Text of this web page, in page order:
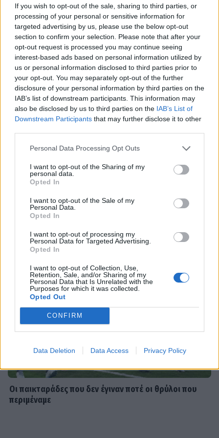
If you wish to opt-out of the sale, sharing to third parties, or
processing of your personal or sensitive information for
targeted advertising by us, please use the below opt-out
section to confirm your selection. Please note that after your
opt-out request is processed you may continue seeing
interest-based ads based on personal information utilized by
us or personal information disclosed to third parties prior to
your opt-out. You may separately opt-out of the further
disclosure of your personal information by third parties on the
IAB’s list of downstream participants. This information may
also be disclosed by us to third parties on the IAB’s List of
Downstream Participants that may further disclose it to other
Personal Data Processing Opt Outs
I want to opt-out of the Sharing of my
personal data.
Opted In
I want to opt-out of the Sale of my
Personal Data.
Opted In
I want to opt-out of processing my
Personal Data for Targeted Advertising.
Opted In
I want to opt-out of Collection, Use,
Retention, Sale, and/or Sharing of my
Personal Data that Is Unrelated with the
Purposes for which it was collected.
Opted Out
CONFIRM
Data Deletion Data Access Privacy Policy
HOLLYWOOD
Νταγκ και Τζούλι Πιτ: Τα αδέλφια του
Μπραντ Πιτ που επέλεξαν μια
αλλιώτικη ζωή! Με τι ασχολούνται
SHOWBIZ
Δήμητρα Κολλά: Προσπαθώ να
αντιμετωπίζω τα πάντα με χαμόγελο
SHOWBIZ
Λάμπρος Κωνσταντάρας: Τα πρώτα
γενέθλια χωρίς τον πατέρα
του-«Xωρίς εσένα, σαν να μην είναι
Με μπικίνι στη Μύκονο η Δέσποινα
Μοιραράκη
SHOWBIZ
Άννα Πρέλεβιτς: Με τις δίδυμες κόρες
της στο σπίτι - Το όμορφο
στιγμιότυπο
SHOWBIZ
«Εκείνες… κι εγώ»: Η τρυφερή
ανάρτηση του Κώστα Καραφώτη με
την κόρη και τη σύζυγό του
DPG NETWORK
πυροσωρείτης: Δείτε βίντεο της πυρκαγιάς στον
Κιθαιρώνα
Οι παικταράδες που δεν έγιναν ποτέ οι θρύλοι που
περιμέναμε